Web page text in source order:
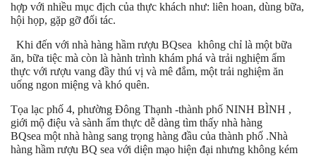
hợp với nhiều mục địch của thực khách như: liên hoan, dùng bữa,
hội họp, gặp gỡ đối tác.
Khi đến với nhà hàng hầm rượu BQsea không chỉ là một bữa
ăn, bữa tiệc mà còn là hành trình khám phá và trải nghiệm ẩm
thực với rượu vang đầy thú vị và mê đắm, một trải nghiệm ăn
uống ngon miệng và khó quên.
Tọa lạc phố 4, phường Đông Thạnh -thành phố NINH BÌNH ,
giới mộ điệu và sành ẩm thực dễ dàng tìm thấy nhà hàng
BQsea một nhà hàng sang trọng hàng đầu của thành phố .Nhà
hàng hầm rượu BQ sea với diện mạo hiện đại nhưng không kém